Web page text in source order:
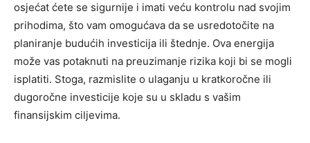
osjećat ćete se sigurnije i imati veću kontrolu nad svojim
prihodima, što vam omogućava da se usredotočite na
planiranje budućih investicija ili štednje. Ova energija
može vas potaknuti na preuzimanje rizika koji bi se mogli
isplatiti. Stoga, razmislite o ulaganju u kratkoročne ili
dugoročne investicije koje su u skladu s vašim
finansijskim ciljevima.